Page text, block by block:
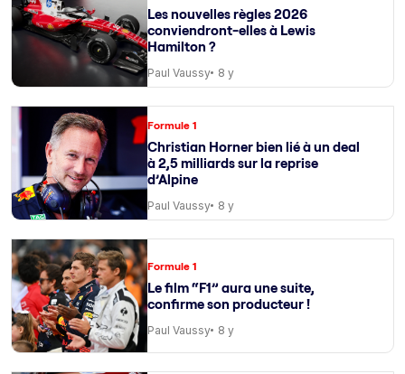
Les nouvelles règles 2026
conviendront-elles à Lewis
Hamilton ?
Paul Vaussy 8 y
Formule 1
Christian Horner bien lié à un deal
à 2,5 milliards sur la reprise
d’Alpine
Paul Vaussy 8 y
Formule 1
Le film “F1” aura une suite,
confirme son producteur !
Paul Vaussy 8 y